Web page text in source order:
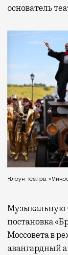
основатель
Клоун театра
Музыкальную
постановка
Моссовета в
авангардный